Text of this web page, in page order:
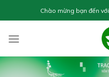
to
Chào mừng bạn đến với